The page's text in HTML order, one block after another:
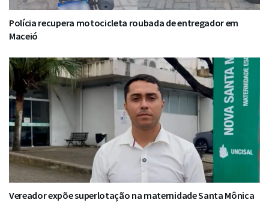
Polícia recupera motocicleta roubada de entregador em
Maceió
Vereador expõe superlotação na maternidade Santa Mônica